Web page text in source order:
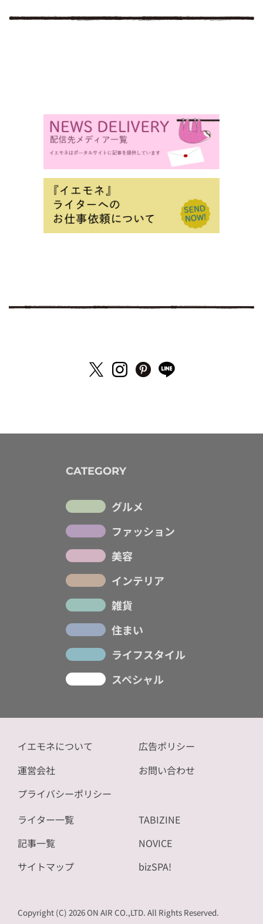
CATEGORY
グルメ
ファッション
美容
インテリア
雑貨
住まい
ライフスタイル
スペシャル
イエモネについて
運営会社
プライバシーポリシー
広告ポリシー
お問い合わせ
ライター一覧
記事一覧
サイトマップ
TABIZINE
NOVICE
bizSPA!
Copyright (C) 2026 ON AIR CO.,LTD. All Rights Reserved.